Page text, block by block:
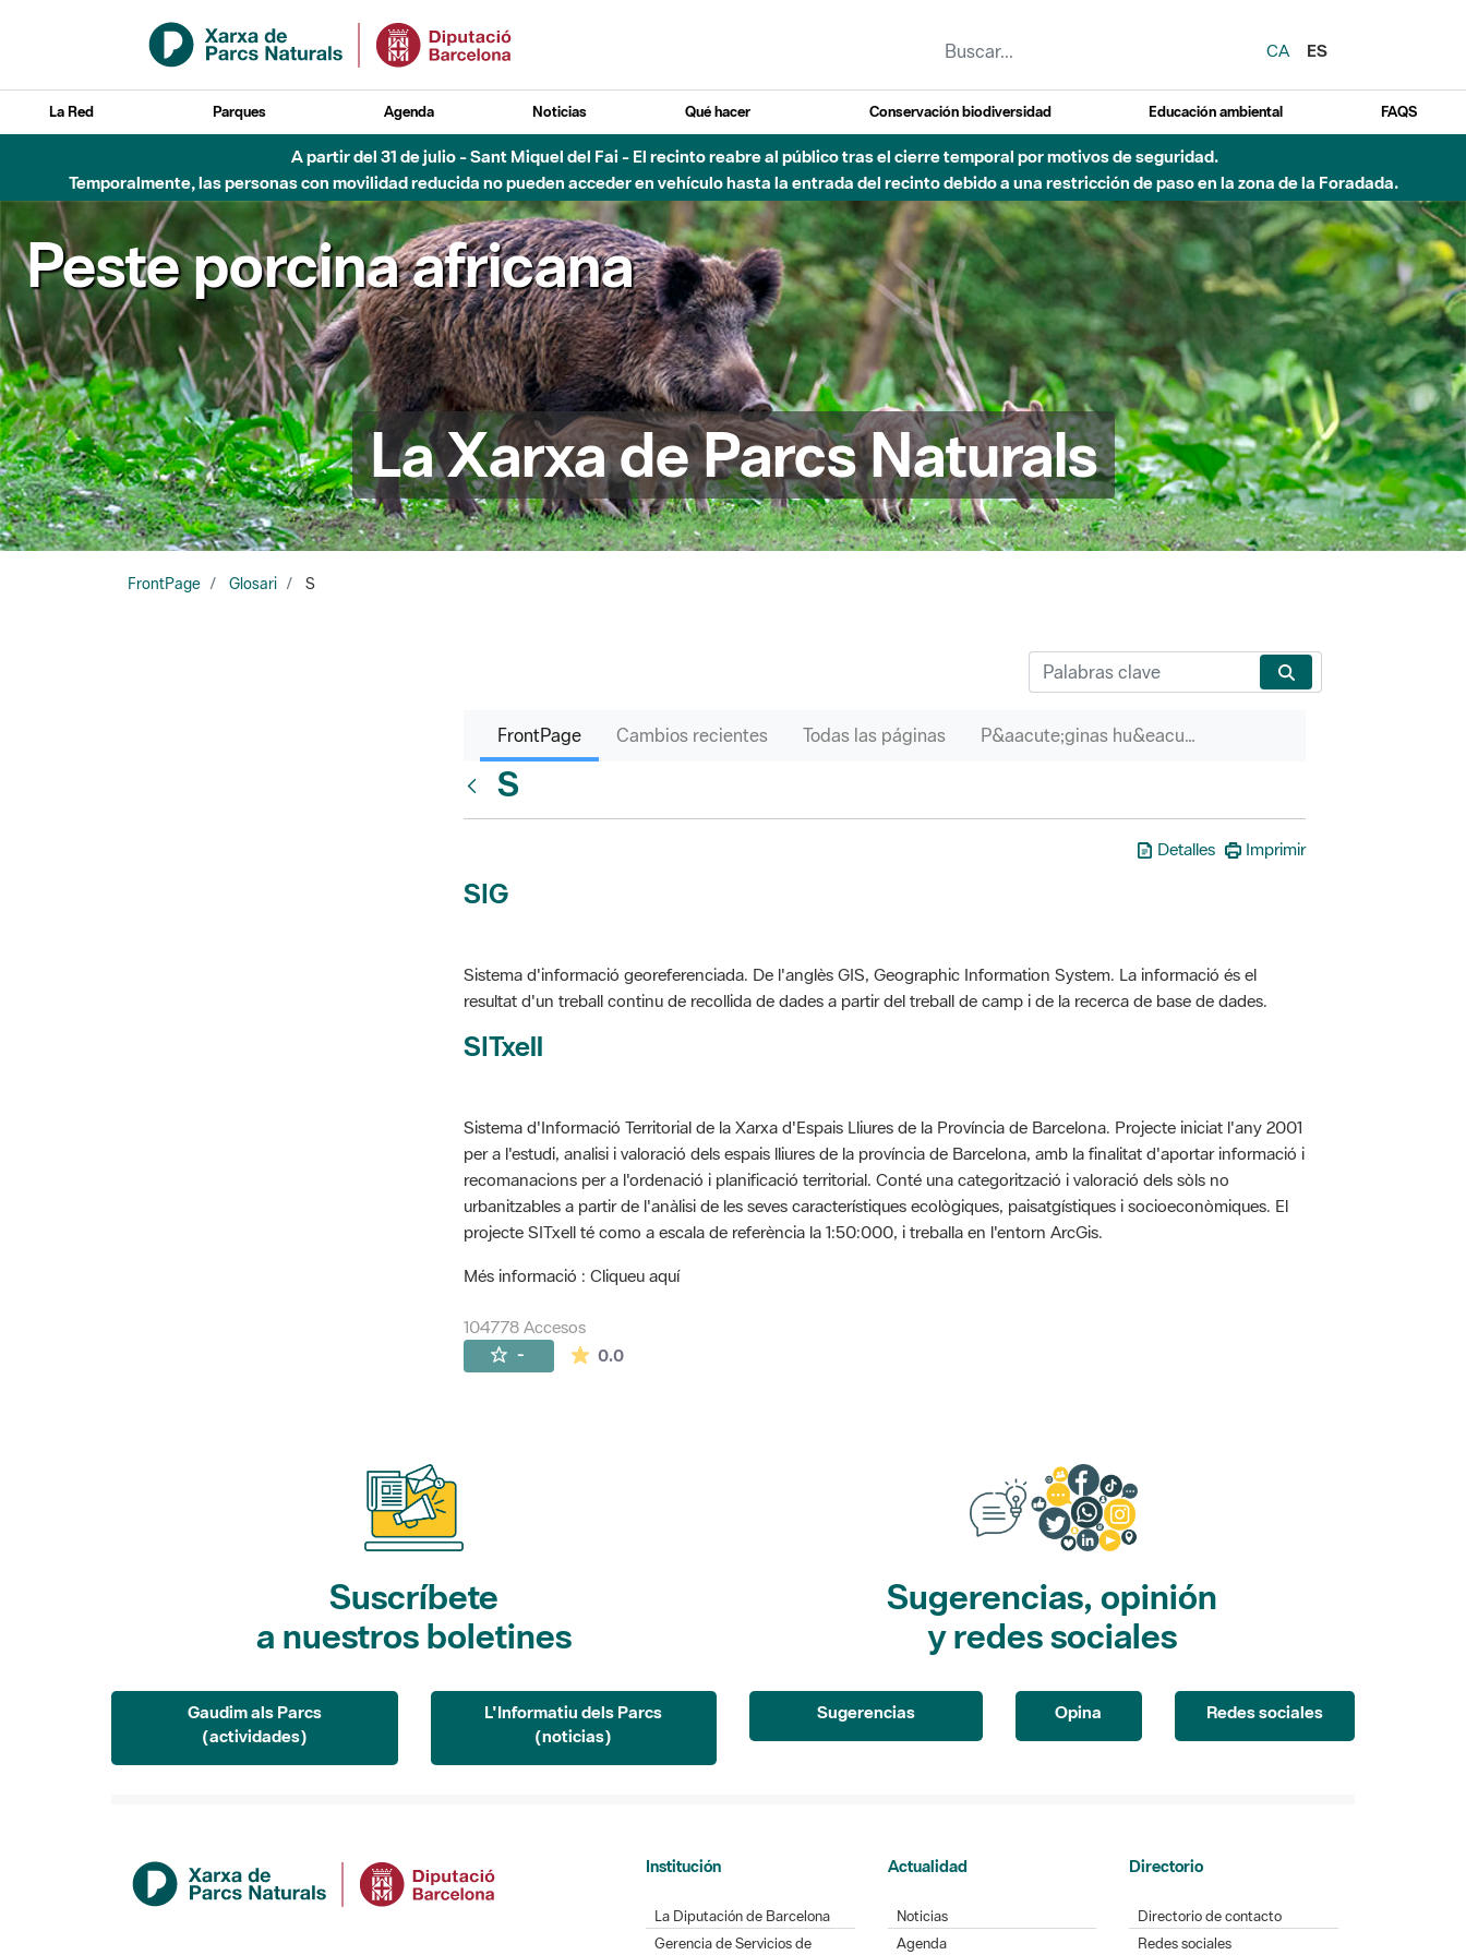
Saltar al contenido principal
CA
ES
La Red Parques Agenda Noticias Qué hacer Conservación biodiversidad Educación ambiental FAQS
A partir del 31 de julio - Sant Miquel del Fai - El recinto reabre al público tras el cierre temporal por motivos de seguridad.
Temporalmente, las personas con movilidad reducida no pueden acceder en vehículo hasta la entrada del recinto debido a una restricción de paso en la zona de la Foradada.
Peste porcina africana
La Xarxa de Parcs Naturals
FrontPage Glosari S
FrontPage Cambios recientes Todas las páginas P&aacute;ginas hu&eacute;rfanas
S
Detalles Imprimir
SIG
Sistema d'informació georeferenciada. De l'anglès GIS, Geographic Information System. La informació és el
resultat d'un treball continu de recollida de dades a partir del treball de camp i de la recerca de base de dades.
SITxell
Sistema d'Informació Territorial de la Xarxa d'Espais Lliures de la Província de Barcelona. Projecte iniciat l'any 2001
per a l'estudi, analisi i valoració dels espais lliures de la província de Barcelona, amb la finalitat d'aportar informació i
recomanacions per a l'ordenació i planificació territorial. Conté una categorització i valoració dels sòls no
urbanitzables a partir de l'anàlisi de les seves característiques ecològiques, paisatgístiques i socioeconòmiques. El
projecte SITxell té como a escala de referència la 1:50:000, i treballa en l'entorn ArcGis.
Més informació : Cliqueu aquí
104778 Accesos
- 0.0La valoración media es de 0 estrellas de 5.
Suscríbete
a nuestros boletines
Gaudim als Parcs
(actividades)
L'Informatiu dels Parcs
(noticias)
Sugerencias, opinión
y redes sociales
Sugerencias Opina Redes sociales
Institución
La Diputación de Barcelona
Gerencia de Servicios de
Actualidad
Noticias
Agenda
Directorio
Directorio de contacto
Redes sociales